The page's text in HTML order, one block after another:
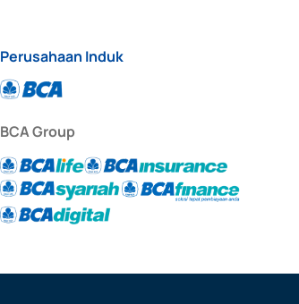
Perusahaan Induk
BCA Group